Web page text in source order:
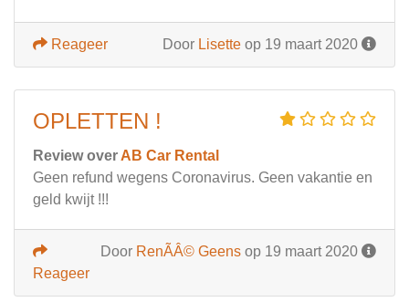
Door Lisette op 19 maart 2020
Reageer
OPLETTEN !
Review over AB Car Rental
Geen refund wegens Coronavirus. Geen vakantie en
geld kwijt !!!
Door RenÃÂ© Geens op 19 maart 2020
Reageer